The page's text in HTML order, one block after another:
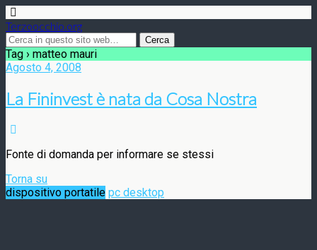
Terzoocchio.org
Tag › matteo mauri
Agosto 4, 2008
La Fininvest è nata da Cosa Nostra
Fonte di domanda per informare se stessi
Torna su
dispositivo portatile pc desktop